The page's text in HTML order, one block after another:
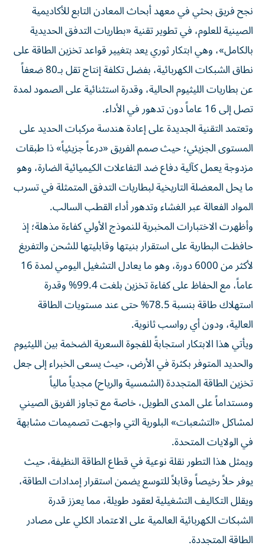
نجح فريق بحثي في معهد أبحاث المعادن التابع للأكاديمية
الصينية للعلوم، في تطوير تقنية «بطاريات التدفق الحديدية
بالكامل»، وهي ابتكار ثوري يعد بتغيير قواعد تخزين الطاقة على
نطاق الشبكات الكهربائية، بفضل تكلفة إنتاج تقل بـ80 ضعفاً
عن بطاريات الليثيوم الحالية، وقدرة استثنائية على الصمود لمدة
تصل إلى 16 عاماً دون تدهور في الأداء.
وتعتمد التقنية الجديدة على إعادة هندسة مركبات الحديد على
المستوى الجزيئي؛ حيث صمم الفريق «درعاً جزيئياً» ذا طبقات
مزدوجة يعمل كآلية دفاع ضد التفاعلات الكيميائية الضارة، وهو
ما يحل المعضلة التاريخية لبطاريات التدفق المتمثلة في تسرب
المواد الفعالة عبر الغشاء وتدهور أداء القطب السالب.
وأظهرت الاختبارات المخبرية للنموذج الأولي كفاءة مذهلة؛ إذ
حافظت البطارية على استقرار بنيتها وقابليتها للشحن والتفريغ
لأكثر من 6000 دورة، وهو ما يعادل التشغيل اليومي لمدة 16
عاماً، مع الحفاظ على كفاءة تخزين بلغت 99.4% وقدرة
استهلاك طاقة بنسبة 78.5% حتى عند مستويات الطاقة
العالية، ودون أي رواسب ثانوية.
ويأتي هذا الابتكار استجابةً للفجوة السعرية الضخمة بين الليثيوم
والحديد المتوفر بكثرة في الأرض، حيث يسعى الخبراء إلى جعل
تخزين الطاقة المتجددة (الشمسية والرياح) مجدياً مالياً
ومستداماً على المدى الطويل، خاصة مع تجاوز الفريق الصيني
لمشاكل «التشعبات» البلورية التي واجهت تصميمات مشابهة
في الولايات المتحدة.
ويمثل هذا التطور نقلة نوعية في قطاع الطاقة النظيفة، حيث
يوفر حلاً رخيصاً وقابلاً للتوسع يضمن استقرار إمدادات الطاقة،
ويقلل التكاليف التشغيلية لعقود طويلة، مما يعزز قدرة
الشبكات الكهربائية العالمية على الاعتماد الكلي على مصادر
الطاقة المتجددة.